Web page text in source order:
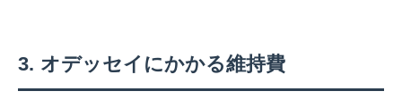
オデッセイにかかる維持費